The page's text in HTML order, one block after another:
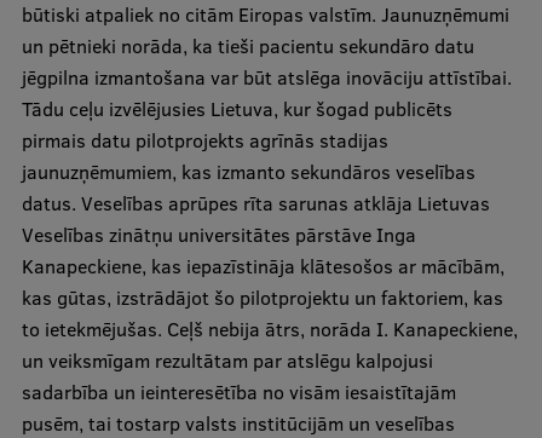
Our people
Structure
History
Visual Identity
RSU Great Hall
Museums and exhibitions
Development and research projects
Rankings
būtiski atpaliek no citām Eiropas valstīm. Jaunuzņēmumi
un pētnieki norāda, ka tieši pacientu sekundāro datu
jēgpilna izmantošana var būt atslēga inovāciju attīstībai.
Tādu ceļu izvēlējusies Lietuva, kur šogad publicēts
pirmais datu pilotprojekts agrīnās stadijas
jaunuzņēmumiem, kas izmanto sekundāros veselības
datus. Veselības aprūpes rīta sarunas atklāja Lietuvas
Veselības zinātņu universitātes pārstāve Inga
Kanapeckiene, kas iepazīstināja klātesošos ar mācībām,
kas gūtas, izstrādājot šo pilotprojektu un faktoriem, kas
to ietekmējušas. Ceļš nebija ātrs, norāda I. Kanapeckiene,
un veiksmīgam rezultātam par atslēgu kalpojusi
sadarbība un ieinteresētība no visām iesaistītajām
pusēm, tai tostarp valsts institūcijām un veselības